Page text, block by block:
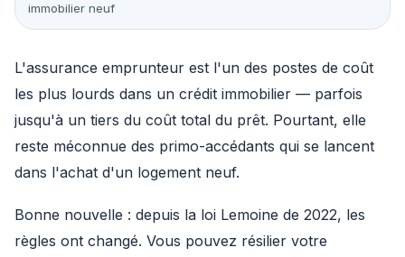
immobilier neuf
L'assurance emprunteur est l'un des postes de coût
les plus lourds dans un crédit immobilier — parfois
jusqu'à un tiers du coût total du prêt. Pourtant, elle
reste méconnue des primo-accédants qui se lancent
dans l'achat d'un logement neuf.
Bonne nouvelle : depuis la loi Lemoine de 2022, les
règles ont changé. Vous pouvez résilier votre